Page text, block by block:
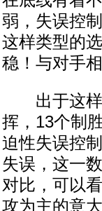
弱，失误控
这样类型的
稳！与对手
出于这样
挥，13个制
迫性失误控
失误，这一
对比，可以
攻为主的意